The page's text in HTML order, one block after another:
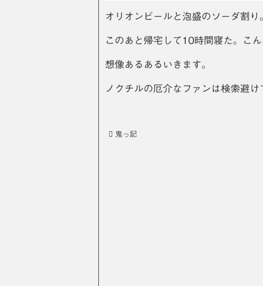
オリオンビールと泡盛のソーダ割
このあと帰宅して10時間寝た。こ
想像あるあるいきます。
ノクチルの厄介なファンは検索避け
鬼っ記